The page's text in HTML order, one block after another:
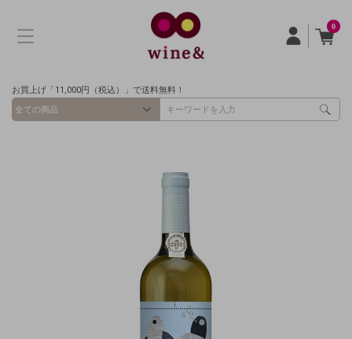
0
お買上げ「11,000円（税込）」で送料無料！